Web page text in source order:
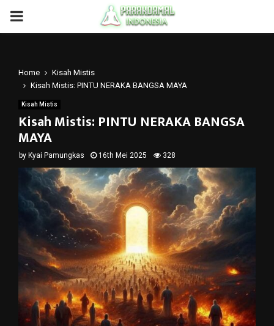
PRIMARY
Home
Kisah Mistis
Kisah Mistis: PINTU NERAKA BANGSA MAYA
Kisah Mistis
Kisah Mistis: PINTU NERAKA BANGSA
MAYA
by Kyai Pamungkas 16th Mei 2025 328